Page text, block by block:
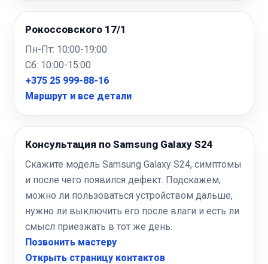
Рокоссовского 17/1
Пн-Пт: 10:00-19:00
Сб: 10:00-15:00
+375 25 999-88-16
Маршрут и все детали
Консультация по Samsung Galaxy S24
Скажите модель Samsung Galaxy S24, симптомы
и после чего появился дефект. Подскажем,
можно ли пользоваться устройством дальше,
нужно ли выключить его после влаги и есть ли
смысл приезжать в тот же день.
Позвонить мастеру
Открыть страницу контактов